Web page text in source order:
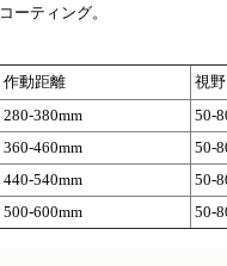
ーティング。
作動距離
視野
280-380mm
50-
360-460mm
50-
440-540mm
50-
500-600mm 50-